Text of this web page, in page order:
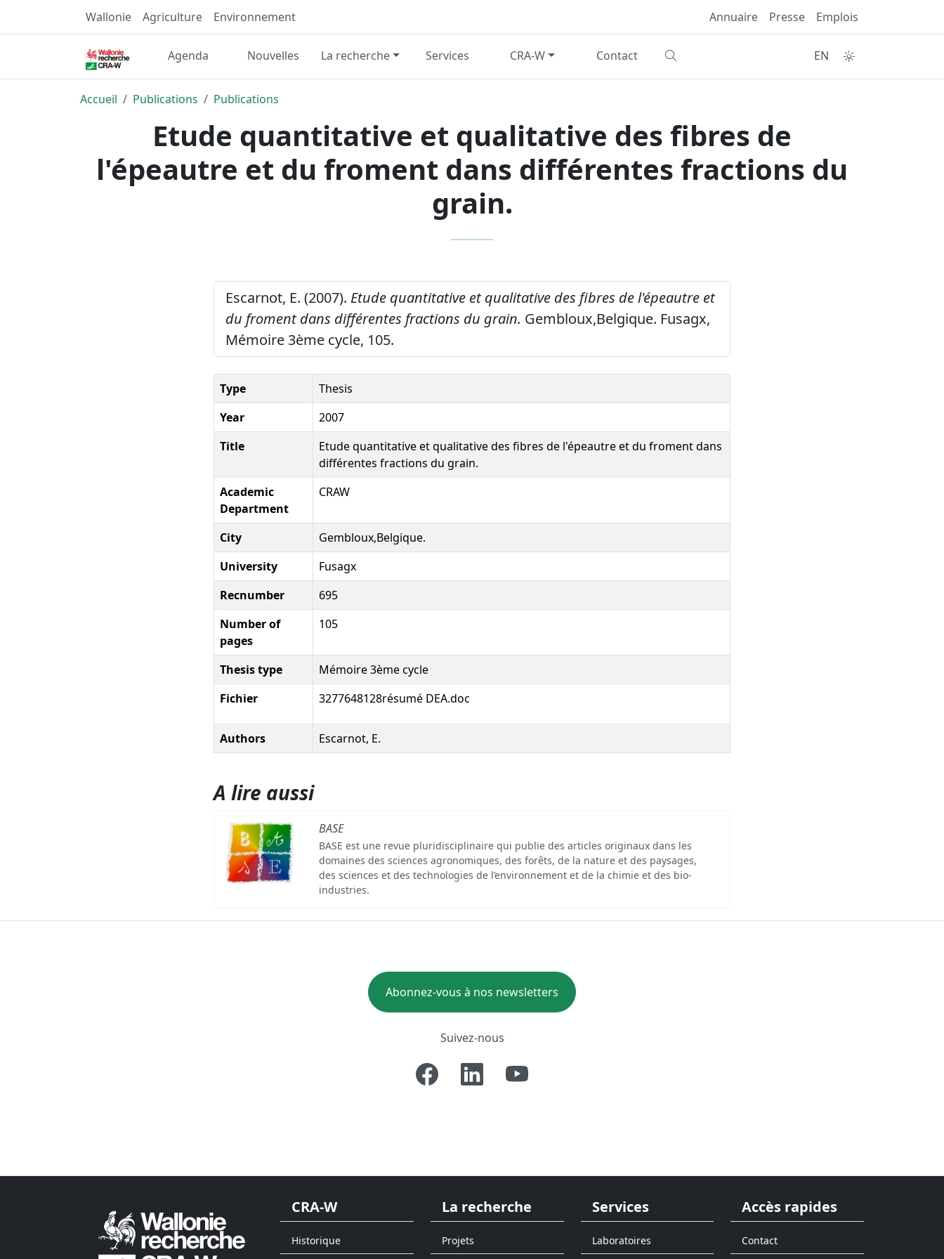
Wallonie Agriculture Environnement Annuaire Presse Emplois
Agenda Nouvelles La recherche Services CRA-W Contact EN
Accueil Publications Publications
Etude quantitative et qualitative des fibres de
l'épeautre et du froment dans différentes fractions du
grain.
Escarnot, E. (2007). Etude quantitative et qualitative des fibres de l'épeautre et
du froment dans différentes fractions du grain. Gembloux,Belgique. Fusagx,
Mémoire 3ème cycle, 105.
Type
Thesis
Year
2007
Title
Etude quantitative et qualitative des fibres de l'épeautre et du froment dans
différentes fractions du grain.
Academic
Department
CRAW
City
Gembloux,Belgique.
University
Fusagx
Recnumber
695
Number of
pages
105
Thesis type
Mémoire 3ème cycle
Fichier
3277648128résumé DEA.doc
Authors Escarnot, E.
A lire aussi
BASE
BASE est une revue pluridisciplinaire qui publie des articles originaux dans les
domaines des sciences agronomiques, des forêts, de la nature et des paysages,
des sciences et des technologies de l’environnement et de la chimie et des bio-
industries.
Abonnez-vous à nos newsletters
Suivez-nous
CRA-W
Historique
La recherche
Projets
Services
Laboratoires
Accès rapides
Contact